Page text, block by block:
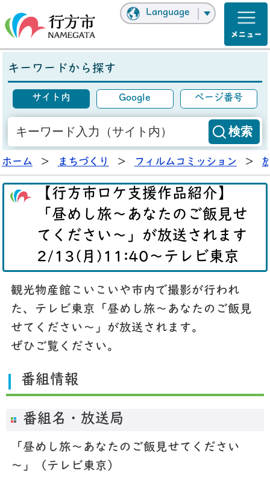
Language
キーワードから探す
サイト内 Google ページ番号
ホーム > まちづくり > フィルムコミッション >
【行方市ロケ支援作品紹介】
「昼めし旅～あなたのご飯見せ
てください～」が放送されます
2/13(月)11:40～テレビ東京
観光物産館こいこいや市内で撮影が行われ
た、テレビ東京「昼めし旅～あなたのご飯見
せてください～」が放送されます。
ぜひご覧ください。
番組情報
番組名・放送局
「昼めし旅～あなたのご飯見せてください
～」（テレビ東京）